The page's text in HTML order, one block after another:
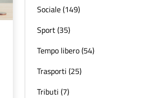
Sociale (149)
Sport (35)
Tempo libero (54)
Trasporti (25)
Tributi (7)